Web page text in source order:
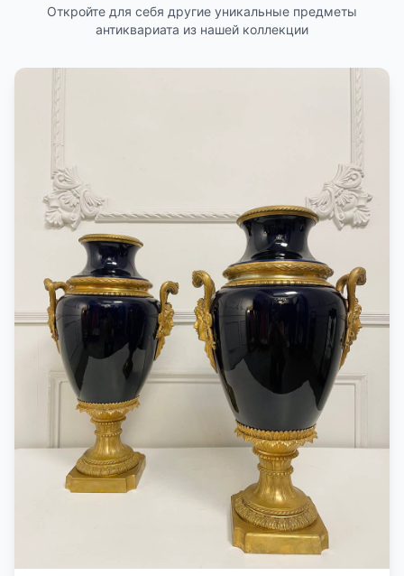
Откройте для себя другие уникальные предметы
антиквариата из нашей коллекции